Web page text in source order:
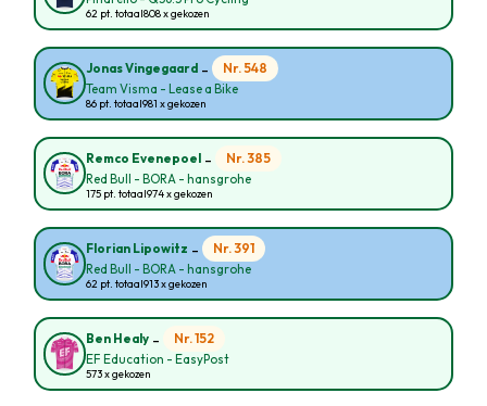
62 pt. totaal808 x gekozen
Jonas Vingegaard - Nr. 548
Team Visma - Lease a Bike
86 pt. totaal981 x gekozen
Remco Evenepoel - Nr. 385
Red Bull - BORA - hansgrohe
175 pt. totaal974 x gekozen
Florian Lipowitz - Nr. 391
Red Bull - BORA - hansgrohe
62 pt. totaal913 x gekozen
Ben Healy - Nr. 152
EF Education - EasyPost
573 x gekozen